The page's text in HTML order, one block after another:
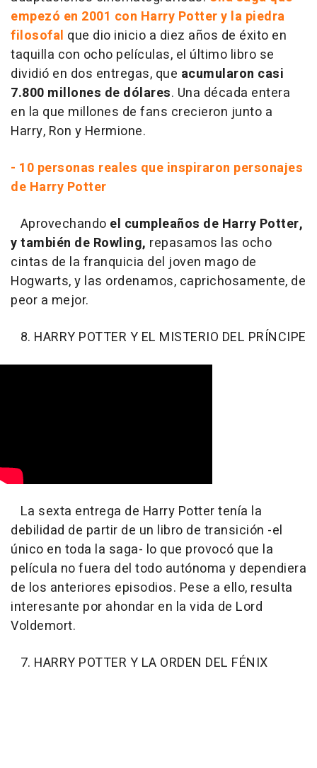
empezó en 2001 con Harry Potter y la piedra
filosofal que dio inicio a diez años de éxito en
taquilla con ocho películas, el último libro se
dividió en dos entregas, que acumularon casi
7.800 millones de dólares. Una década entera
en la que millones de fans crecieron junto a
Harry, Ron y Hermione.
- 10 personas reales que inspiraron personajes
de Harry Potter
Aprovechando el cumpleaños de Harry Potter,
y también de Rowling, repasamos las ocho
cintas de la franquicia del joven mago de
Hogwarts, y las ordenamos, caprichosamente, de
peor a mejor.
8. HARRY POTTER Y EL MISTERIO DEL PRÍNCIPE
La sexta entrega de Harry Potter tenía la
debilidad de partir de un libro de transición -el
único en toda la saga- lo que provocó que la
película no fuera del todo autónoma y dependiera
de los anteriores episodios. Pese a ello, resulta
interesante por ahondar en la vida de Lord
Voldemort.
7. HARRY POTTER Y LA ORDEN DEL FÉNIX